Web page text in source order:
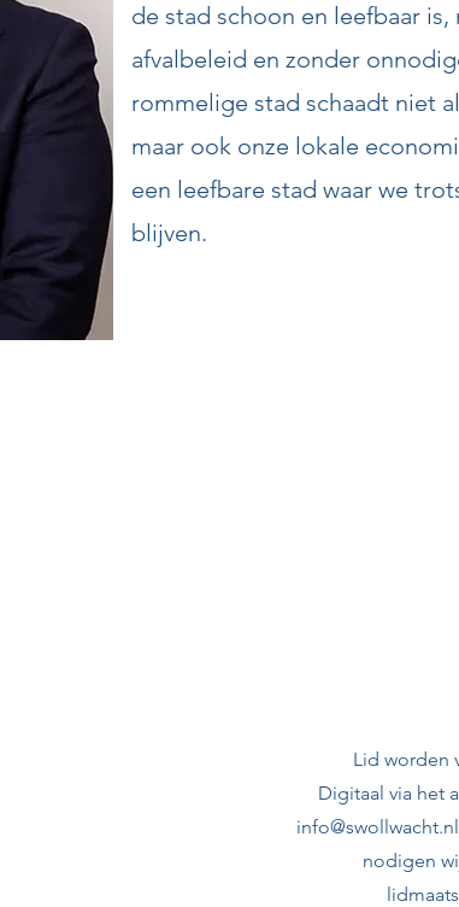
de stad schoon en leefbaar
afvalbeleid en zonder
rommelige stad schaadt niet
maar ook onze lokale
een leefbare stad waar we
blijven.
Lid worden
Digitaal via het
info@swollwacht.nl
nodigen